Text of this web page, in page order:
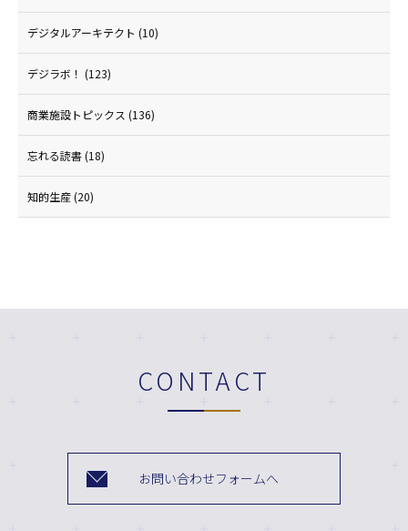
デジタルアーキテクト (10)
デジラボ！ (123)
商業施設トピックス (136)
忘れる読書(18)
知的生産(20)
CONTACT
お問い合わせフォームへ